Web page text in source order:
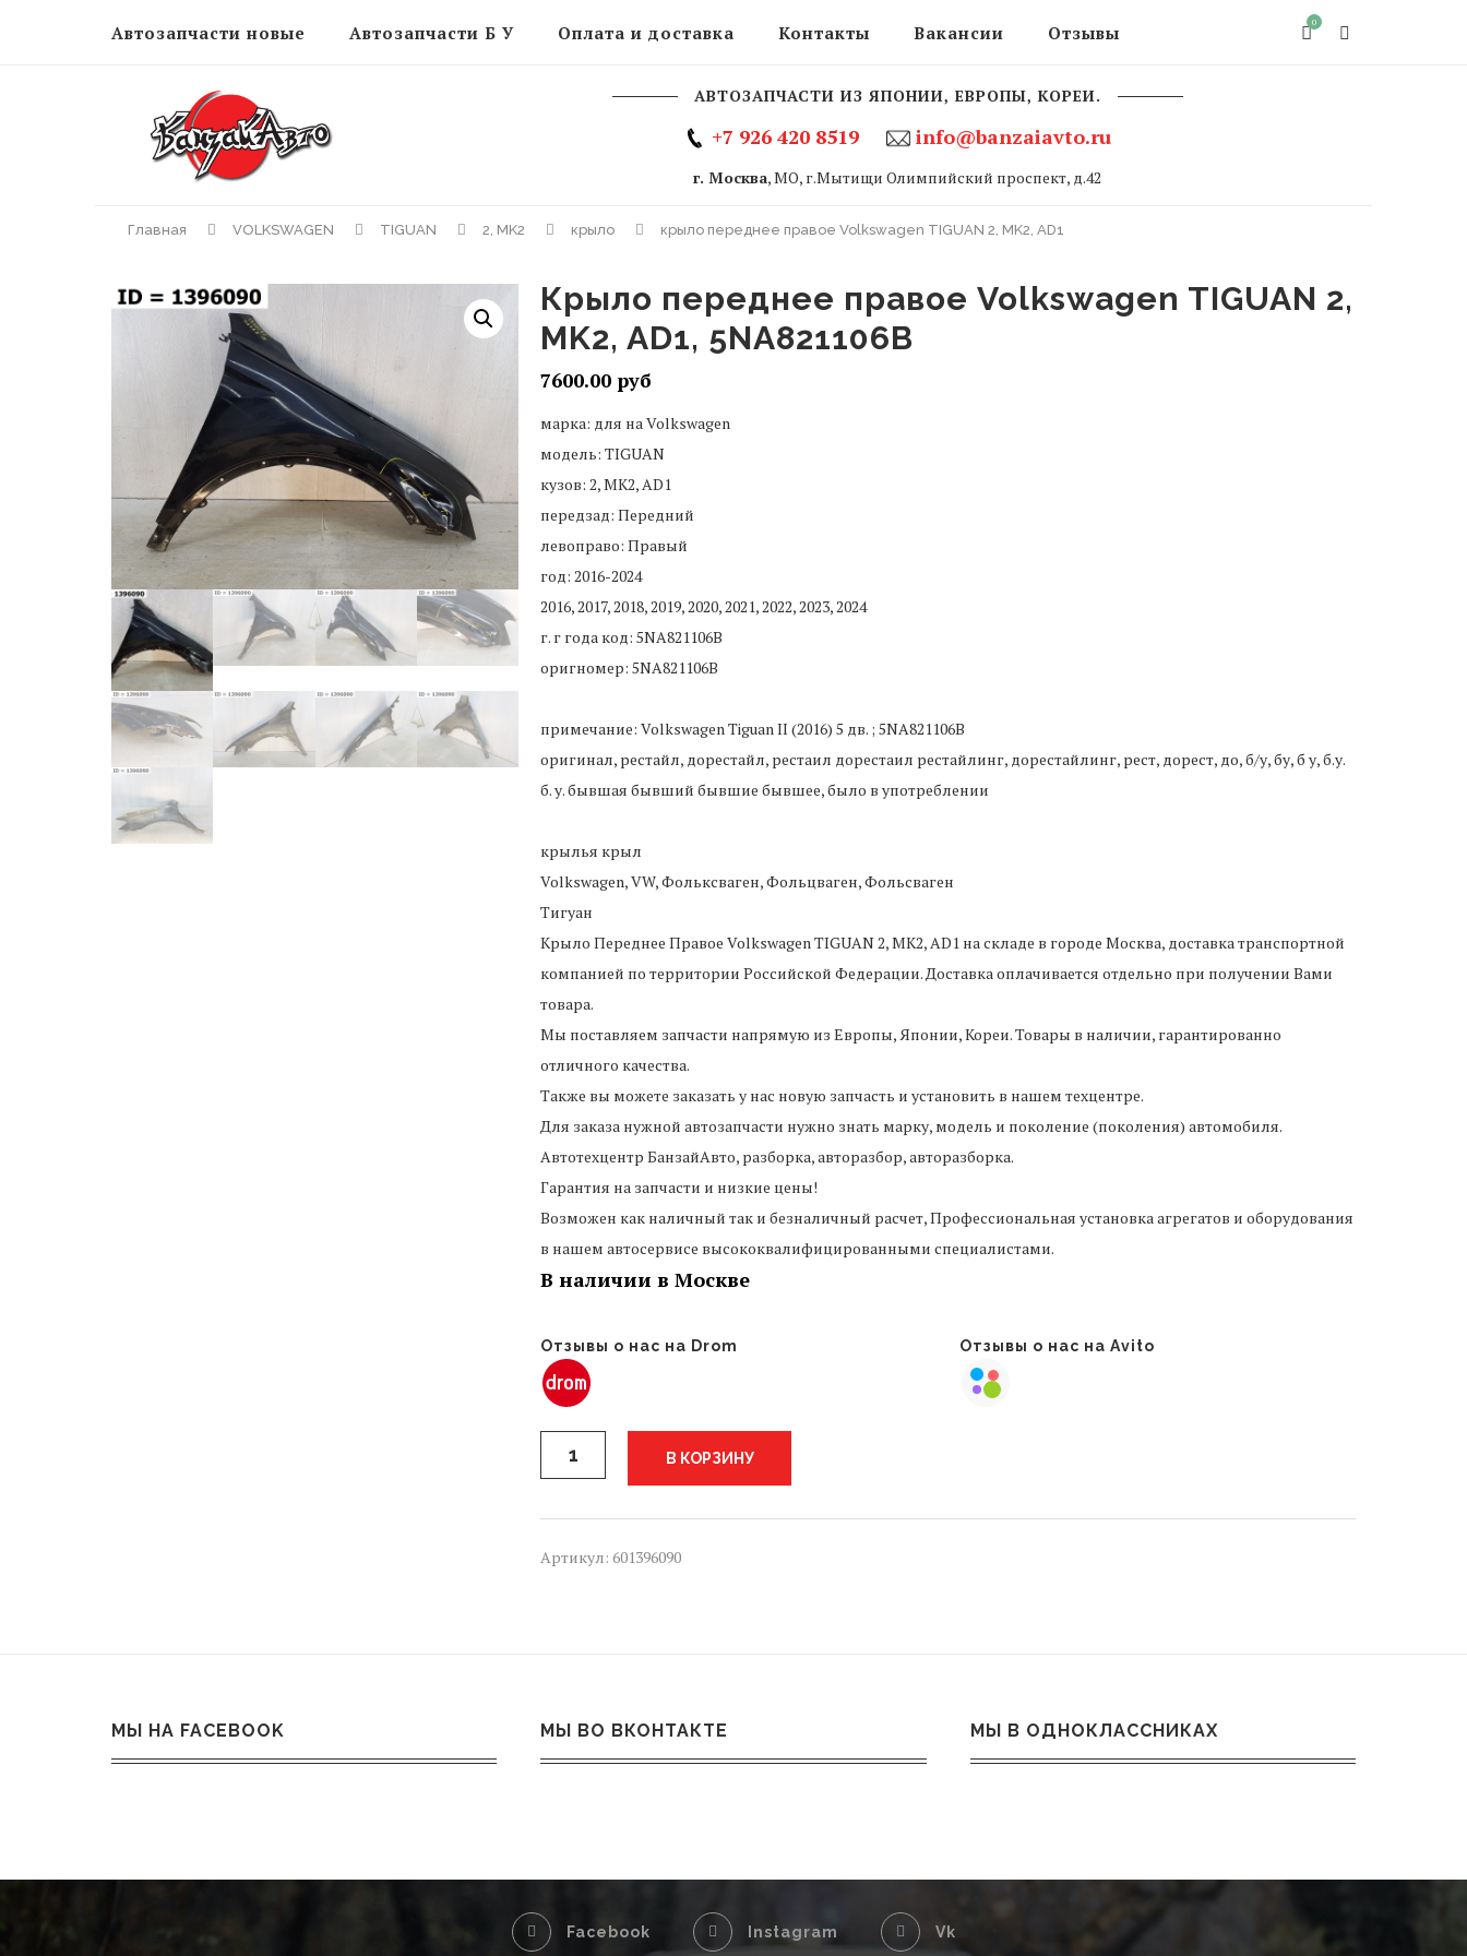
Автозапчасти новые Автозапчасти Б У Оплата и доставка Контакты Вакансии Отзывы 0
АВТОЗАПЧАСТИ ИЗ ЯПОНИИ, ЕВРОПЫ, КОРЕИ.
+7 926 420 8519 info@banzaiavto.ru
г. Москва, МО, г.Мытищи Олимпийский проспект, д.42
Главная VOLKSWAGEN TIGUAN 2, MK2 крыло крыло переднее правое Volkswagen TIGUAN 2, MK2, AD1
крыло переднее правое Volkswagen TIGUAN 2,
MK2, AD1, 5NA821106B
7600.00
марка: для на Volkswagen
модель: TIGUAN
кузов: 2, MK2, AD1
передзад: Передний
левоправо: Правый
год: 2016-2024
2016, 2017, 2018, 2019, 2020, 2021, 2022, 2023, 2024
г. г года код: 5NA821106B
оригномер: 5NA821106B
примечание: Volkswagen Tiguan II (2016) 5 дв. ; 5NA821106B
оригинал, рестайл, дорестайл, рестаил дорестаил рестайлинг, дорестайлинг, рест, дорест, до, б/у, бу, б у, б.у.
б. у. бывшая бывший бывшие бывшее, было в употреблении
крылья крыл
Volkswagen, VW, Фольксваген, Фольцваген, Фольсваген
Тигуан
Крыло Переднее Правое Volkswagen TIGUAN 2, MK2, AD1 на складе в городе Москва, доставка транспортной
компанией по территории Российской Федерации. Доставка оплачивается отдельно при получении Вами
товара.
Мы поставляем запчасти напрямую из Европы, Японии, Кореи. Товары в наличии, гарантированно
отличного качества.
Также вы можете заказать у нас новую запчасть и установить в нашем техцентре.
Для заказа нужной автозапчасти нужно знать марку, модель и поколение (поколения) автомобиля.
Автотехцентр БанзайАвто, разборка, авторазбор, авторазборка.
Гарантия на запчасти и низкие цены!
Возможен как наличный так и безналичный расчет, Профессиональная установка агрегатов и оборудования
в нашем автосервисе высококвалифицированными специалистами.
В наличии в Москве
Отзывы о нас на Drom Отзывы о нас на Avito
крыло
переднее
TIGUAN
В КОРЗИНУ
Артикул:601396090
МЫ НА FACEBOOK МЫ ВО ВКОНТАКТЕ МЫ В ОДНОКЛАССНИКАХ
Facebook Instagram Vk